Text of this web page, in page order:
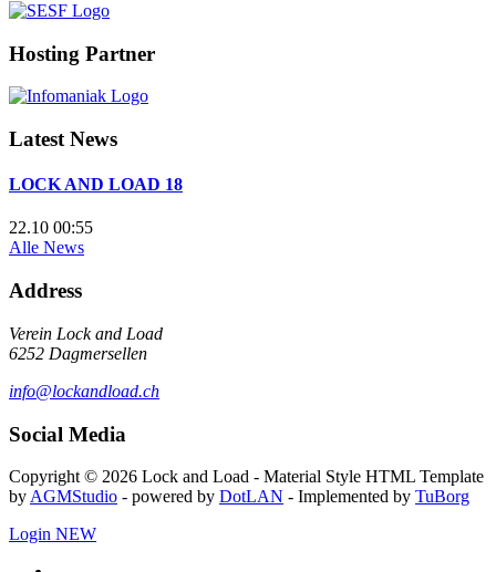
Hosting Partner
Latest News
LOCK AND LOAD 18
22.10 00:55
Alle News
Address
Verein Lock and Load
6252 Dagmersellen
info@lockandload.ch
Social Media
Copyright © 2026 Lock and Load - Material Style HTML Template
by AGMStudio - powered by DotLAN - Implemented by TuBorg
Login NEW